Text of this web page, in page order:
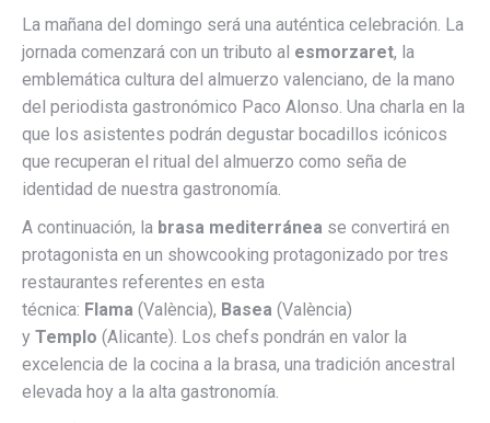
La mañana del domingo será una auténtica celebración. La
jornada comenzará con un tributo al esmorzaret, la
emblemática cultura del almuerzo valenciano, de la mano
del periodista gastronómico Paco Alonso. Una charla en la
que los asistentes podrán degustar bocadillos icónicos
que recuperan el ritual del almuerzo como seña de
identidad de nuestra gastronomía.
A continuación, la brasa mediterránea se convertirá en
protagonista en un showcooking protagonizado por tres
restaurantes referentes en esta
técnica: Flama (València), Basea (València)
y Templo (Alicante). Los chefs pondrán en valor la
excelencia de la cocina a la brasa, una tradición ancestral
elevada hoy a la alta gastronomía.